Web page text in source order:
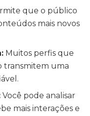
que o público
mais novos
Muitos perfis que
transmitem uma
Você pode analisar
mais interações e